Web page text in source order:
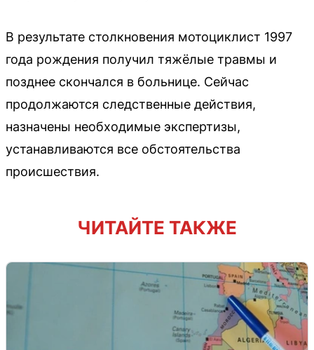
В результате столкновения мотоциклист 1997
года рождения получил тяжёлые травмы и
позднее скончался в больнице. Сейчас
продолжаются следственные действия,
назначены необходимые экспертизы,
устанавливаются все обстоятельства
происшествия.
ЧИТАЙТЕ ТАКЖЕ